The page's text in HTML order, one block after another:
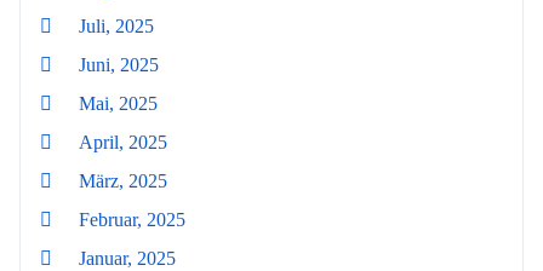
Juli, 2025
Juni, 2025
Mai, 2025
April, 2025
März, 2025
Februar, 2025
Januar, 2025